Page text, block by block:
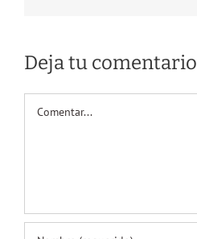
Deja tu comentario